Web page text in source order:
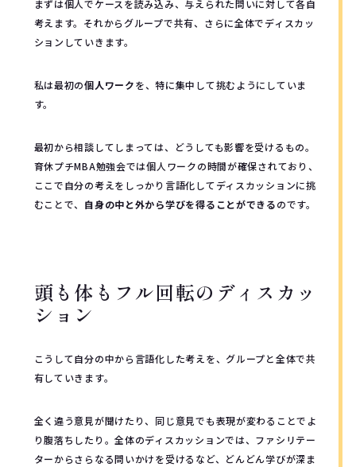
まずは個人でケースを読み込み、与えられた問いに対して各自
考えます。それからグループで共有、さらに全体でディスカッ
ションしていきます。
私は最初の個人ワークを、特に集中して挑むようにしていま
す。
最初から相談してしまっては、どうしても影響を受けるもの。
育休プチMBA勉強会では個人ワークの時間が確保されており、
ここで自分の考えをしっかり言語化してディスカッションに挑
むことで、 自身の中と外から学びを得ることができるのです。
頭も体もフル回転のディスカッ
ション
こうして自分の中から言語化した考えを、グループと全体で共
有していきます。
全く違う意見が聞けたり、同じ意見でも表現が変わることでよ
り腹落ちしたり。全体のディスカッションでは、ファシリテー
ターからさらなる問いかけを受けるなど、どんどん学びが深ま